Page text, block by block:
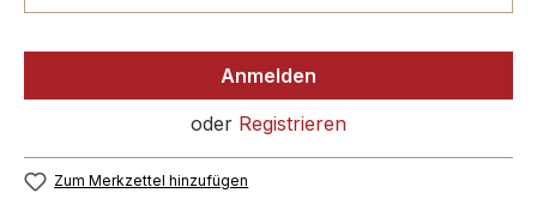
Anmelden
oder Registrieren
Zum Merkzettel hinzufügen